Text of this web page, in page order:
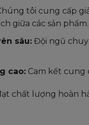
tôi cung cấp
giữa các sản phẩm.
sâu:Đội ngũ
cao:Cam kết cung
chất lượng hoàn